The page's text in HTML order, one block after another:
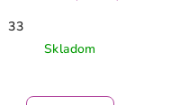
33
Skladom